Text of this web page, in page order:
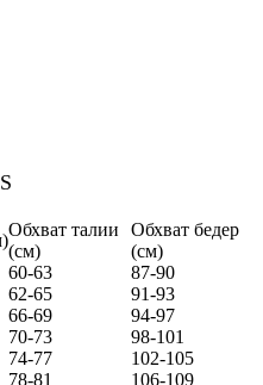
Обхват талии
(см)
Обхват бедер
(см)
60-63
87-90
62-65
91-93
66-69
94-97
70-73
98-101
74-77
102-105
78-81 106-109